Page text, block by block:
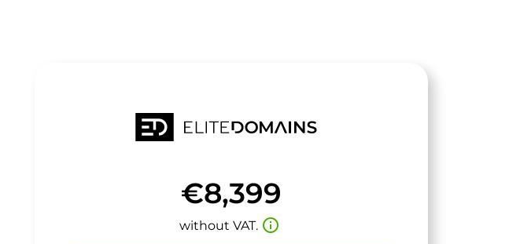
€8,399
without VAT. info_outline